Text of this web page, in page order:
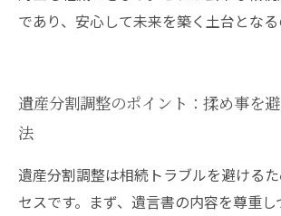
であり、安心して未来を築く土台となる
遺産分割調整のポイント：揉め事を
法
遺産分割調整は相続トラブルを避ける
セスです。まず、遺言書の内容を尊重